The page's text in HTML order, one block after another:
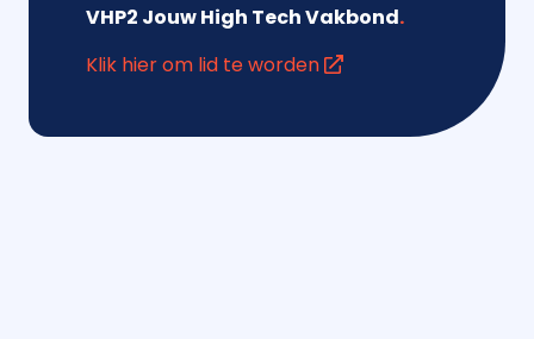
VHP2 Jouw High Tech Vakbond.
Klik hier om lid te worden